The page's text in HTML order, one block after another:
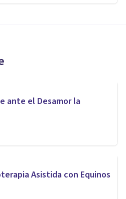
ante el Desamor la
Asistida con Equinos